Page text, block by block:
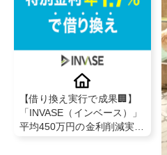
【借り換え実行で成果🏢】
「INVASE（インベース）」
平均450万円の金利削減実